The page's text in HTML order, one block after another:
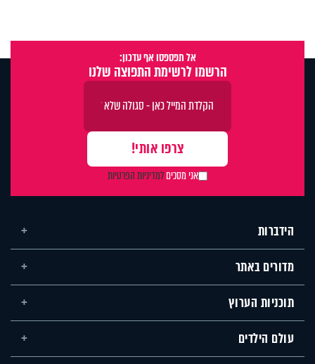
אל תפספסו אף עדכון:
הרשמו לרשימת התפוצה שלנו
אני מסכיםלמדיניות הפרטיות
הידברות
מדורים באתר
תוכניות הערוץ
עולם הילדים